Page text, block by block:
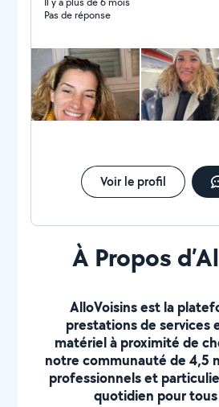
sera un complément de
Pas de réponse
Voir le profil
À Propos
AlloVoisins est la
prestations de services
matériel à proximité de
notre communauté de 4,5
professionnels et
quotidien pour